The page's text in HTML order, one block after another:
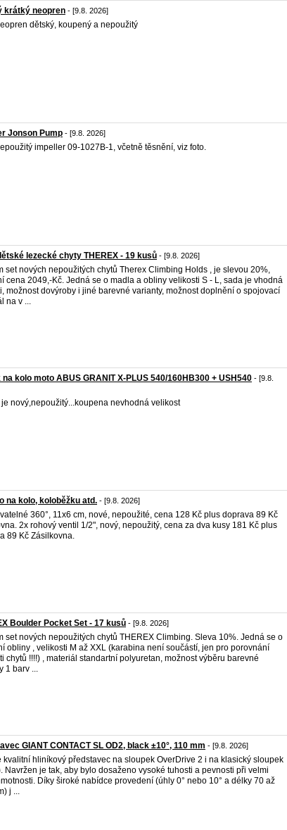
krátký neopren - [9.8. 2026]
dětský, koupený a nepoužitý
Jonson Pump - [9.8. 2026]
impeller 09-1027B-1, včetně těsnění, viz foto.
lezecké chyty THEREX - 19 kusů - [9.8. 2026]
set nových nepoužitých chytů Therex Climbing Holds , je slevou 20%,
cena 2049,-Kč. Jedná se o madla a obliny velikosti S - L, sada je vhodná
možnost dovýroby i jiné barevné varianty, možnost doplnění o spojovací
na v ...
na kolo moto ABUS GRANIT X-PLUS 540/160HB300 + USH540 - [9.8.
je nový,nepoužitý...koupena nevhodná velikost
na kolo, koloběžku atd. - [9.8. 2026]
360°, 11x6 cm, nové, nepoužité, cena 128 Kč plus doprava 89 Kč
2x rohový ventil 1/2", nový, nepoužitý, cena za dva kusy 181 Kč plus
89 Kč Zásilkovna.
Boulder Pocket Set - 17 kusů - [9.8. 2026]
set nových nepoužitých chytů THEREX Climbing. Sleva 10%. Jedná se o
obliny , velikosti M až XXL (karabina není součástí, jen pro porovnání
chytů !!!!) , materiál standartní polyuretan, možnost výběru barevné
1 barv ...
GIANT CONTACT SL OD2, black ±10°, 110 mm - [9.8. 2026]
kvalitní hliníkový představec na sloupek OverDrive 2 i na klasický sloupek
Navržen je tak, aby bylo dosaženo vysoké tuhosti a pevnosti při velmi
Díky široké nabídce provedení (úhly 0° nebo 10° a délky 70 až
j ...